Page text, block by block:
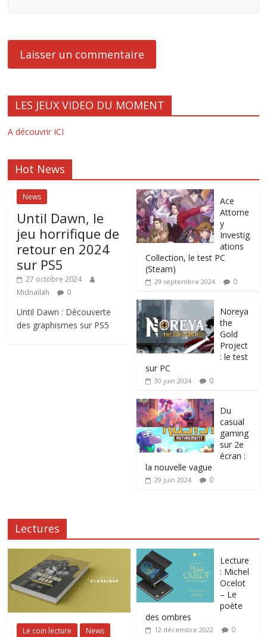
LES JEUX VIDEO DU MOMENT
A découvrir ICI
Hot News
News
Until Dawn, le
jeu horrifique de
retour en 2024
sur PS5
27 octobre 2024
Midnailah
0
Until Dawn : Découverte
des graphismes sur PS5
Ace
Attorne
y
Investig
ations
Collection, le test PC
(Steam)
29 septembre 2024 0
Noreya
the
Gold
Project
: le test
sur PC
30 juin 2024 0
Du
casual
gaming
sur 2e
écran :
la nouvelle vague
29 juin 2024 0
Lectures
Le coin lecture News
Lecture
: Michel
Ocelot
– Le
poète
des ombres
12 décembre 2022 0